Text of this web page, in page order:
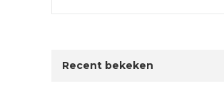
Recent bekeken